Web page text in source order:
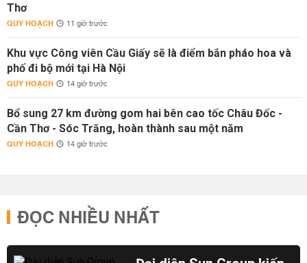
Thơ
QUY HOẠCH 11 giờ trước
Khu vực Công viên Cầu Giấy sẽ là điểm bắn pháo hoa và
phố đi bộ mới tại Hà Nội
QUY HOẠCH 14 giờ trước
Bổ sung 27 km đường gom hai bên cao tốc Châu Đốc -
Cần Thơ - Sóc Trăng, hoàn thành sau một năm
QUY HOẠCH 14 giờ trước
ĐỌC NHIỀU NHẤT